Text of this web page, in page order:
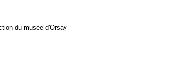
du musée d'Orsay